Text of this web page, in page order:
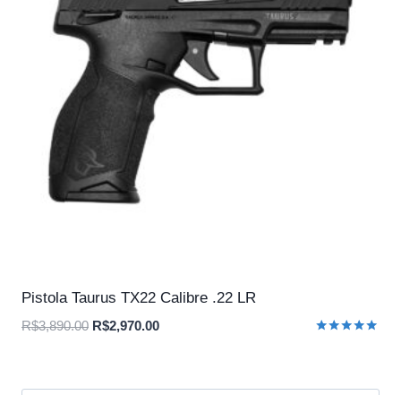
Pistola Taurus TX22 Calibre .22 LR
R$3,890.00 O
era:
R$2,970.00O
é: